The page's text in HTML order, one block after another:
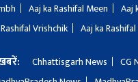
Aaj ka Rashifal Meen Aaj
Vrishchik Aaj ka
Chhattisgarh News CG